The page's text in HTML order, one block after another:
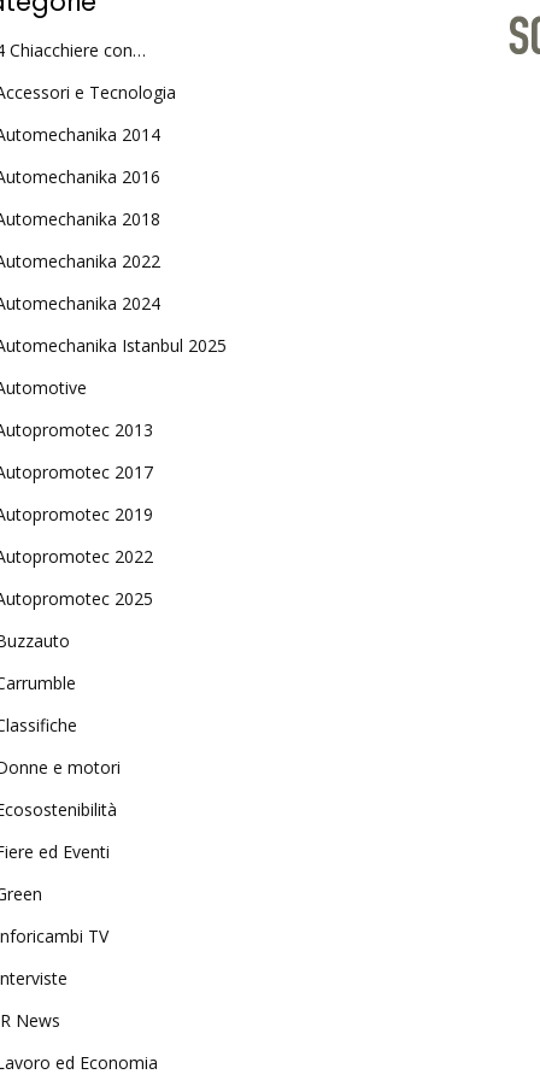
Chiacchiere con…
e Tecnologia
2014
2016
2018
2022
2024
Istanbul 2025
2013
2017
2019
2022
2025
e motori
ed Eventi
TV
News
ed Economia